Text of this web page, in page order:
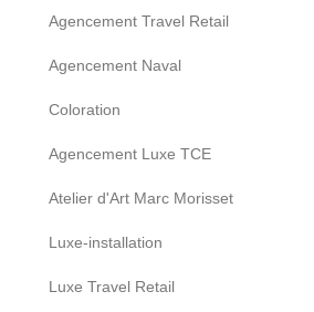
Agencement Travel Retail
Agencement Naval
Coloration
Agencement Luxe TCE
Atelier d'Art Marc Morisset
Luxe-installation
Luxe Travel Retail